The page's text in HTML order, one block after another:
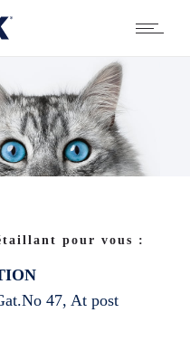
pour vous :
47, At post